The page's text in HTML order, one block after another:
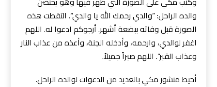
والده الراحل: ”والدي رحمك الله يا والدي“. التقطت هذه
الصورة قبل وفاته ببضعة أشهر. أرجوكم ادعوا له. اللهم
اغفر لوالدي، وارحمه، وأدخله الجنة، وأعذه من عذاب النار
وعذاب القبر“. اللهم صبراً جميلاً.
أحيط منشور مكي بالعديد من الدعوات لوالده الراحل.